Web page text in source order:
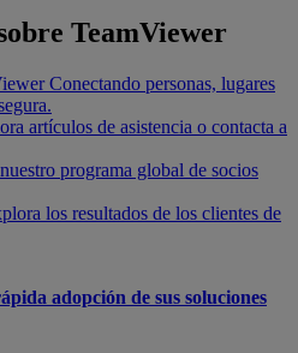
TeamViewer
Conectando personas, lugares
artículos de asistencia o contacta a
programa global de socios
los resultados de los clientes de
adopción de sus soluciones